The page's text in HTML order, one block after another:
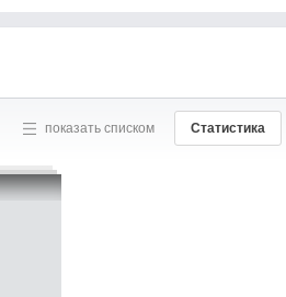
показать списком Статистика